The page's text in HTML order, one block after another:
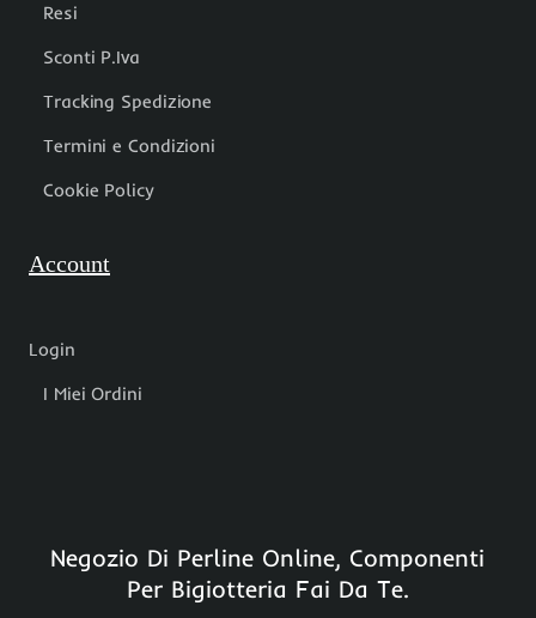
Resi
Sconti P.Iva
Tracking Spedizione
Termini e Condizioni
Cookie Policy
Account
Login
I Miei Ordini
Negozio Di Perline Online, Componenti
Per Bigiotteria Fai Da Te.